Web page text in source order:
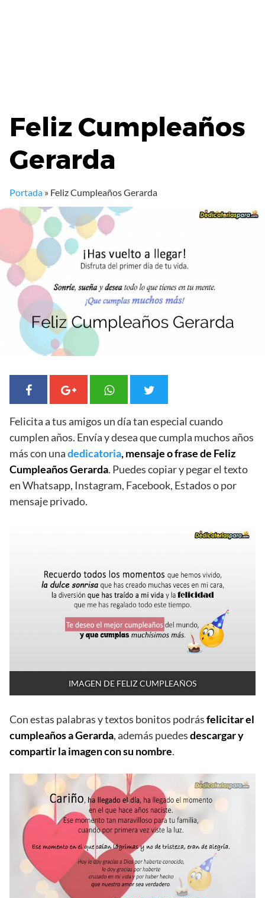
Feliz Cumpleaños
Gerarda
Portada » Feliz Cumpleaños Gerarda
Felicita a tus amigos un día tan especial cuando
cumplen años. Envía y desea que cumpla muchos años
más con unadedicatoria, mensaje o frase de Feliz
Cumpleaños Gerarda. Puedes copiar y pegar el texto
en Whatsapp, Instagram, Facebook, Estados o por
mensaje privado.
IMAGEN DE FELIZ CUMPLEAÑOS
Con estas palabras y textos bonitos podrásfelicitar el
cumpleaños a Gerarda, además puedesdescargar y
compartir la imagen con su nombre.